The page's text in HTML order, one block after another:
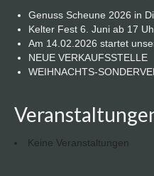
Genuss Scheune 2026 in
Kelter Fest 6. Juni ab 17
Am 14.02.2026 startet
NEUE VERKAUFSSTELLE
WEIHNACHTS-
Keine Veranstaltungen